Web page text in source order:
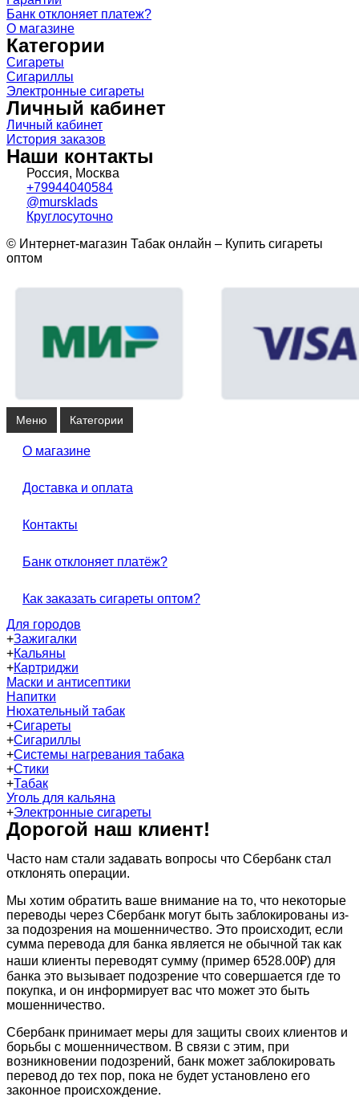
Банк отклоняет платеж?
О магазине
Категории
Сигареты
Сигариллы
Электронные сигареты
Личный кабинет
Личный кабинет
История заказов
Наши контакты
Россия, Москва
+79944040584
@mursklads
Круглосуточно
© Интернет-магазин Табак онлайн – Купить сигареты
оптом
Меню Категории
О магазине
Доставка и оплата
Контакты
Банк отклоняет платёж?
Как заказать сигареты оптом?
Для городов
+Зажигалки
+Кальяны
+Картриджи
Маски и антисептики
Напитки
Нюхательный табак
+Сигареты
+Сигариллы
+Системы нагревания табака
+Стики
+Табак
Уголь для кальяна
+Электронные сигареты
Дорогой наш клиент!
Часто нам стали задавать вопросы что Сбербанк стал
отклонять операции.
Мы хотим обратить ваше внимание на то, что некоторые
переводы через Сбербанк могут быть заблокированы из-
за подозрения на мошенничество. Это происходит, если
сумма перевода для банка является не обычной так как
наши клиенты переводят сумму (пример 6528.00₽) для
банка это вызывает подозрение что совершается где то
покупка, и он информирует вас что может это быть
мошенничество.
Сбербанк принимает меры для защиты своих клиентов и
борьбы с мошенничеством. В связи с этим, при
возникновении подозрений, банк может заблокировать
перевод до тех пор, пока не будет установлено его
законное происхождение.